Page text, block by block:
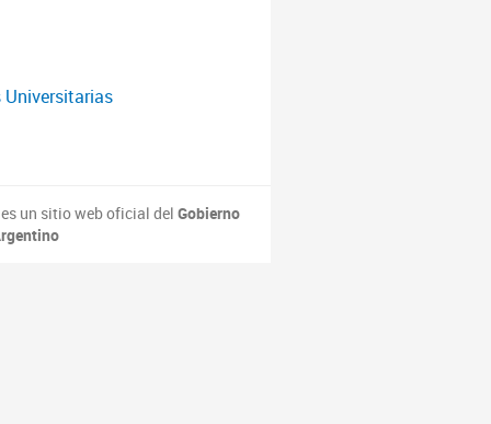
un sitio web oficial del Gobierno